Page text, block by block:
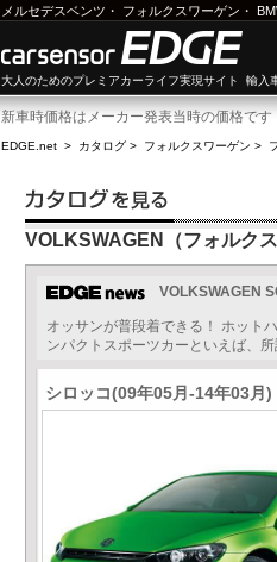
メルセデスベンツ ・ フォルクスワーゲン ・
大人のためのプレミアカーライフ実現サイト 輸入
新車時価格はメーカー発表当時の価格です
EDGE.net > カタログ > フォルクスワーゲン >
VOLKSWAGEN（フォルク
VOLKSWAGEN
オッサンが普段着できる！ ホット
ンパクトスポーツカーといえば、所
シロッコ(09年05月-14年03月)